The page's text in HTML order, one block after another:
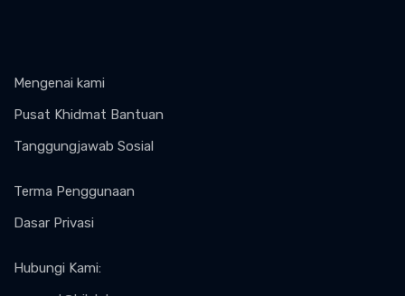
Mengenai kami
Pusat Khidmat Bantuan
Tanggungjawab Sosial
Terma Penggunaan
Dasar Privasi
Hubungi Kami: